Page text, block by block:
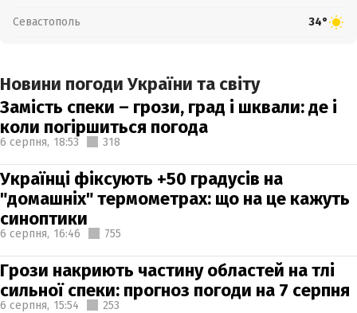
Севастополь 34°
Новини погоди України та світу
Замість спеки – грози, град і шквали: де і
коли погіршиться погода
6 серпня, 18:53 318
Українці фіксують +50 градусів на
"домашніх" термометрах: що на це кажуть
синоптики
6 серпня, 16:46 755
Грози накриють частину областей на тлі
сильної спеки: прогноз погоди на 7 серпня
6 серпня, 15:54 253